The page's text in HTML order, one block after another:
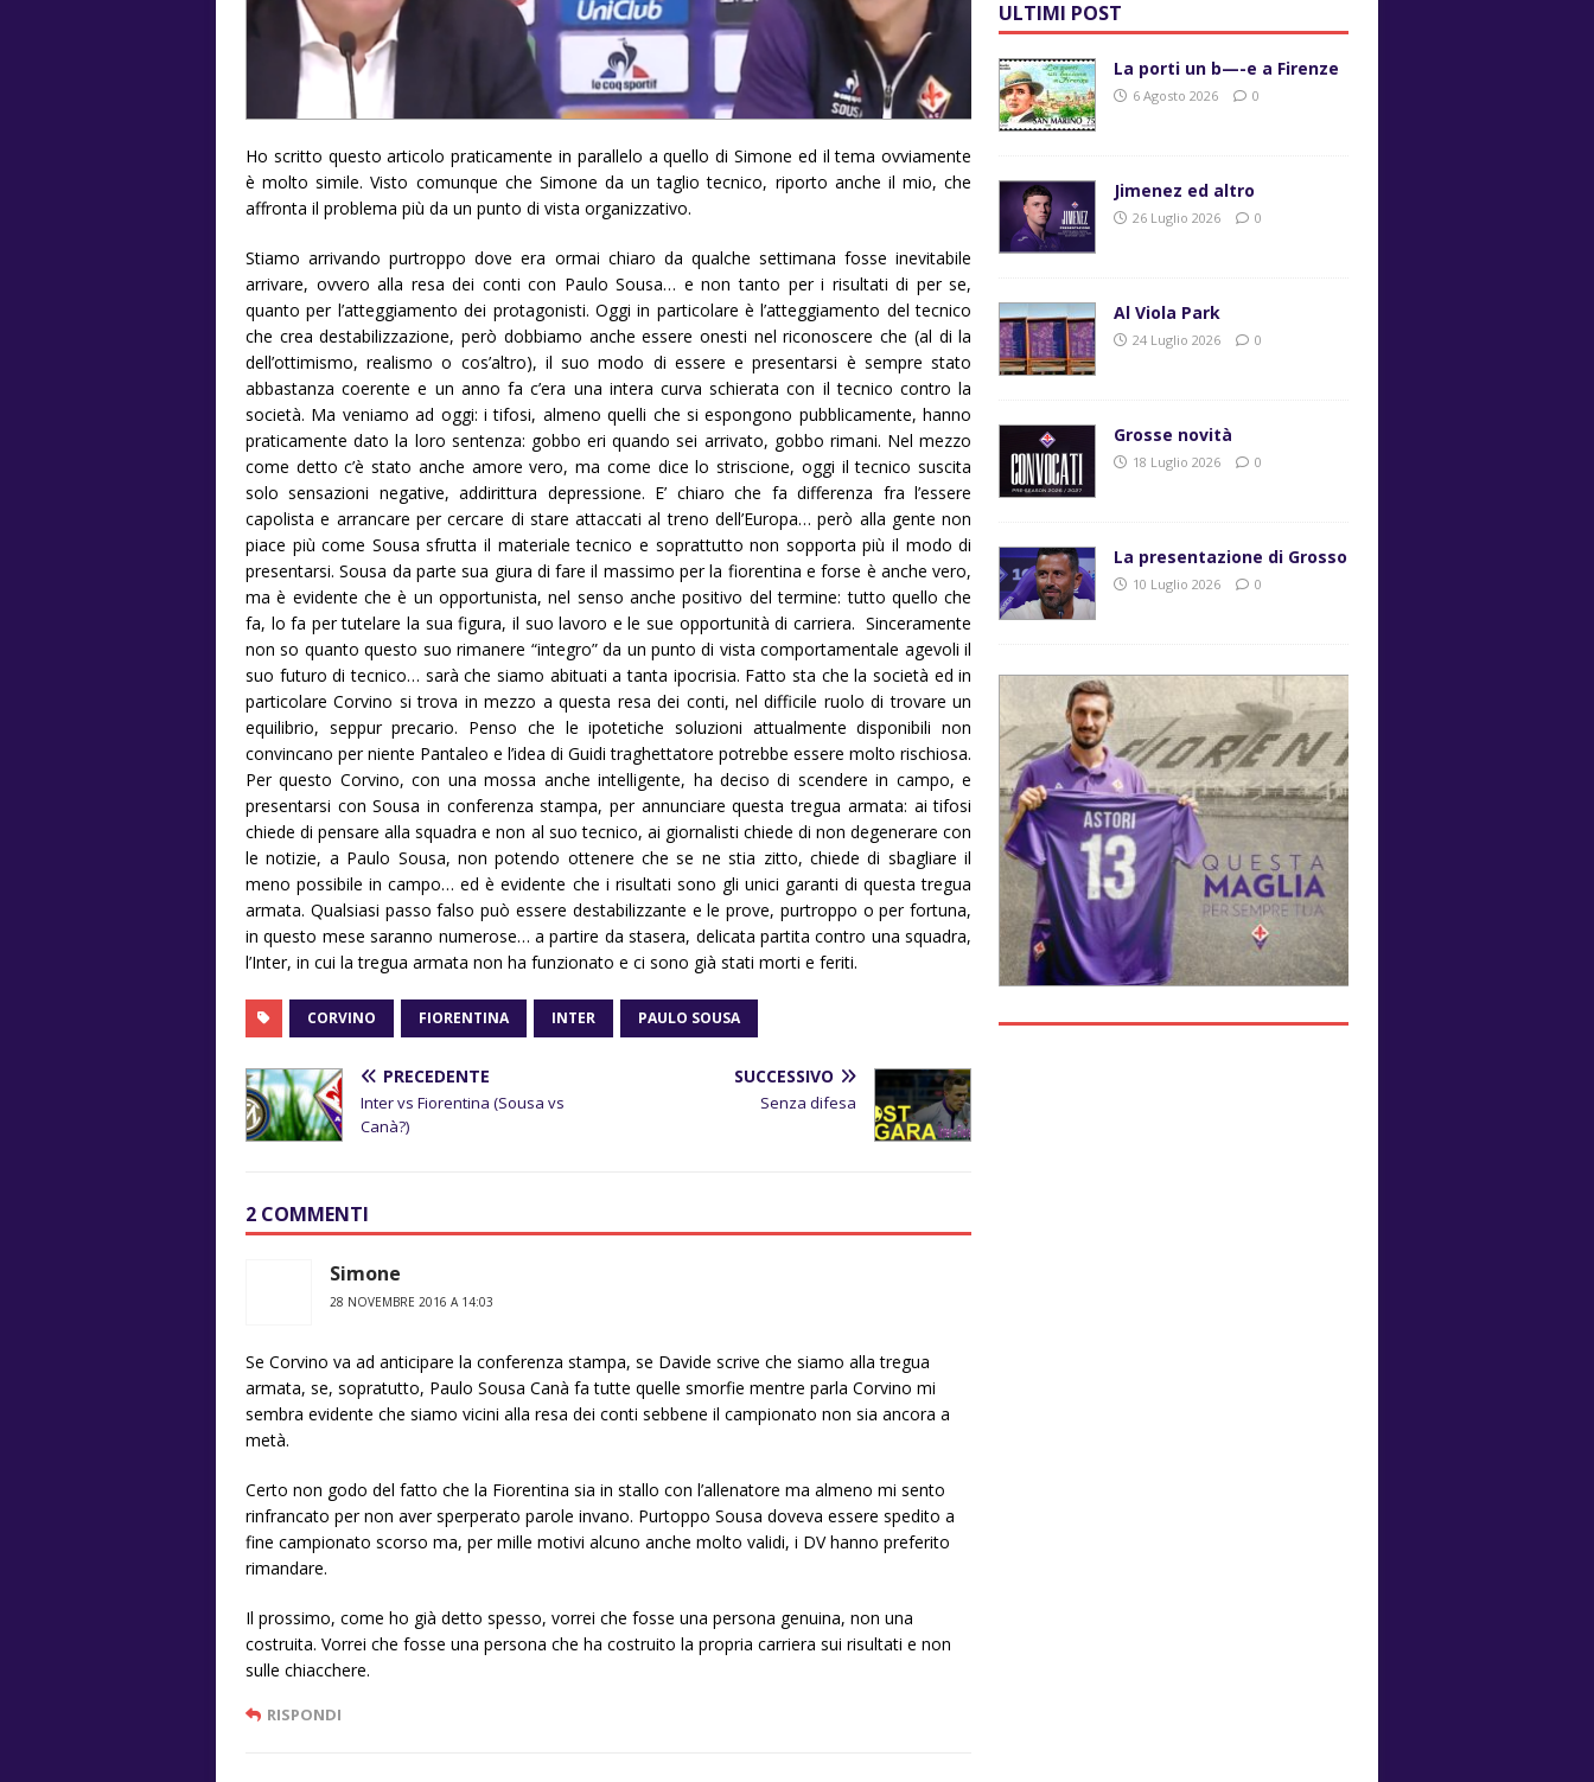
Ho scritto questo articolo praticamente in parallelo a quello di Simone ed il tema ovviamente
è molto simile. Visto comunque che Simone da un taglio tecnico, riporto anche il mio, che
affronta il problema più da un punto di vista organizzativo.
Stiamo arrivando purtroppo dove era ormai chiaro da qualche settimana fosse inevitabile
arrivare, ovvero alla resa dei conti con Paulo Sousa… e non tanto per i risultati di per se,
quanto per l’atteggiamento dei protagonisti. Oggi in particolare è l’atteggiamento del tecnico
che crea destabilizzazione, però dobbiamo anche essere onesti nel riconoscere che (al di la
dell’ottimismo, realismo o cos’altro), il suo modo di essere e presentarsi è sempre stato
abbastanza coerente e un anno fa c’era una intera curva schierata con il tecnico contro la
società. Ma veniamo ad oggi: i tifosi, almeno quelli che si espongono pubblicamente, hanno
praticamente dato la loro sentenza: gobbo eri quando sei arrivato, gobbo rimani. Nel mezzo
come detto c’è stato anche amore vero, ma come dice lo striscione, oggi il tecnico suscita
solo sensazioni negative, addirittura depressione. E’ chiaro che fa differenza fra l’essere
capolista e arrancare per cercare di stare attaccati al treno dell’Europa… però alla gente non
piace più come Sousa sfrutta il materiale tecnico e soprattutto non sopporta più il modo di
presentarsi. Sousa da parte sua giura di fare il massimo per la fiorentina e forse è anche vero,
ma è evidente che è un opportunista, nel senso anche positivo del termine: tutto quello che
fa, lo fa per tutelare la sua figura, il suo lavoro e le sue opportunità di carriera. Sinceramente
non so quanto questo suo rimanere “integro” da un punto di vista comportamentale agevoli il
suo futuro di tecnico… sarà che siamo abituati a tanta ipocrisia. Fatto sta che la società ed in
particolare Corvino si trova in mezzo a questa resa dei conti, nel difficile ruolo di trovare un
equilibrio, seppur precario. Penso che le ipotetiche soluzioni attualmente disponibili non
convincano per niente Pantaleo e l’idea di Guidi traghettatore potrebbe essere molto rischiosa.
Per questo Corvino, con una mossa anche intelligente, ha deciso di scendere in campo, e
presentarsi con Sousa in conferenza stampa, per annunciare questa tregua armata: ai tifosi
chiede di pensare alla squadra e non al suo tecnico, ai giornalisti chiede di non degenerare con
le notizie, a Paulo Sousa, non potendo ottenere che se ne stia zitto, chiede di sbagliare il
meno possibile in campo… ed è evidente che i risultati sono gli unici garanti di questa tregua
armata. Qualsiasi passo falso può essere destabilizzante e le prove, purtroppo o per fortuna,
in questo mese saranno numerose… a partire da stasera, delicata partita contro una squadra,
l’Inter, in cui la tregua armata non ha funzionato e ci sono già stati morti e feriti.
CORVINO FIORENTINA INTER PAULO SOUSA
PRECEDENTE
Inter vs Fiorentina (Sousa vs
Canà?)
SUCCESSIVO
Senza difesa
2 COMMENTI
Simone
28 NOVEMBRE 2016 A 14:03
Se Corvino va ad anticipare la conferenza stampa, se Davide scrive che siamo alla tregua
armata, se, sopratutto, Paulo Sousa Canà fa tutte quelle smorfie mentre parla Corvino mi
sembra evidente che siamo vicini alla resa dei conti sebbene il campionato non sia ancora a
metà.
Certo non godo del fatto che la Fiorentina sia in stallo con l’allenatore ma almeno mi sento
rinfrancato per non aver sperperato parole invano. Purtoppo Sousa doveva essere spedito a
fine campionato scorso ma, per mille motivi alcuno anche molto validi, i DV hanno preferito
rimandare.
Il prossimo, come ho già detto spesso, vorrei che fosse una persona genuina, non una
costruita. Vorrei che fosse una persona che ha costruito la propria carriera sui risultati e non
sulle chiacchere.
RISPONDI
ULTIMI POST
La porti un b—-e a Firenze
6 Agosto 2026 0
Jimenez ed altro
26 Luglio 2026 0
Al Viola Park
24 Luglio 2026 0
Grosse novità
18 Luglio 2026 0
La presentazione di Grosso
10 Luglio 2026 0